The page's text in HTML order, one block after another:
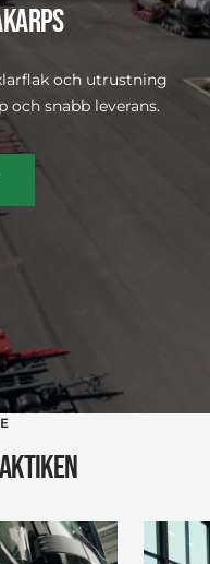
och utrustning
och snabb leverans.